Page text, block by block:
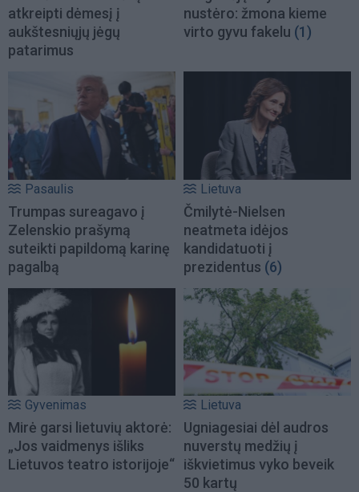
atkreipti dėmesį į
aukštesniųjų jėgų
patarimus
nustėro: žmona kieme
virto gyvu fakelu (1)
Pasaulis
Trumpas sureagavo į
Zelenskio prašymą
suteikti papildomą karinę
pagalbą
Lietuva
Čmilytė-Nielsen
neatmeta idėjos
kandidatuoti į
prezidentus (6)
Gyvenimas
Mirė garsi lietuvių aktorė:
„Jos vaidmenys išliks
Lietuvos teatro istorijoje“
Lietuva
Ugniagesiai dėl audros
nuverstų medžių į
iškvietimus vyko beveik
50 kartų